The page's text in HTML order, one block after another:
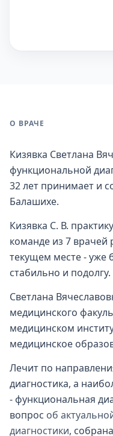
О ВРАЧЕ
Кизявка Светлана
функциональной
32 лет принимает и
Балашихе.
Кизявка С. В.
команде из 7 врачей
текущем месте - уже
стабильно и подолгу.
Светлана
медицинского
медицинском
медицинское
Лечит по
диагностика, а
- функциональная
вопрос об
диагностики,